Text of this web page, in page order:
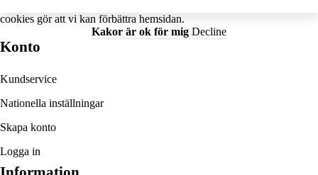
cookies gör att vi kan förbättra hemsidan.
Kakor är ok för mig Decline
Konto
Kundservice
Nationella inställningar
Skapa konto
Logga in